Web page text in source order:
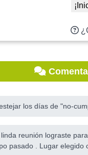
los días de "no-
reunión lograste
pasado . Lugar